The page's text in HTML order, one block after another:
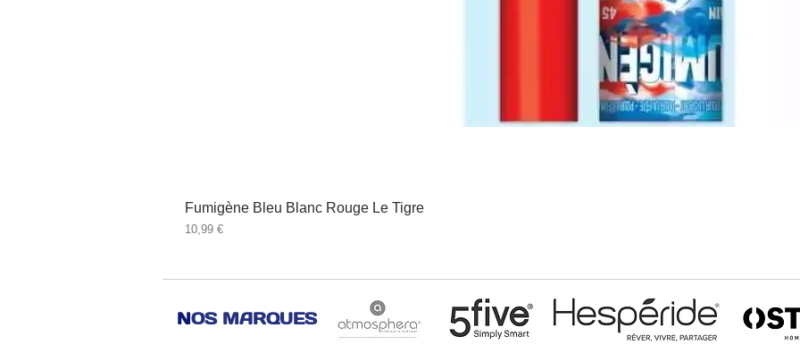
Fumigène Bleu Blanc Rouge Le Tigre
Prix
10,99 €
NOS MARQUES